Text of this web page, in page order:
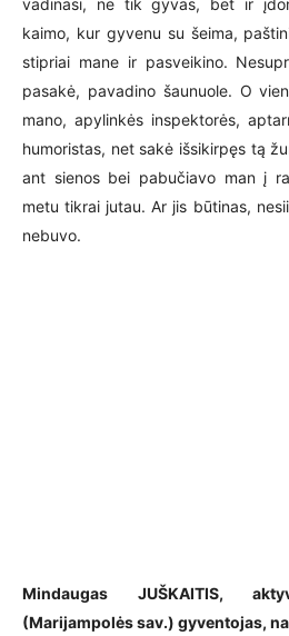
vadinasi, ne tik gyvas, bet ir
kaimo, kur gyvenu su šeima,
stipriai mane ir pasveikino.
pasakė, pavadino šaunuole. O
mano, apylinkės inspektorės,
humoristas, net sakė išsikirpęs tą
ant sienos bei pabučiavo man į
metu tikrai jutau. Ar jis būtinas,
nebuvo.
Mindaugas JUŠKAITIS,
(Marijampolės sav.) gyventojas,